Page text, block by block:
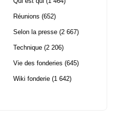
Réunions (652)
Selon la presse (2 667)
Technique (2 206)
Vie des fonderies (645)
Wiki fonderie (1 642)